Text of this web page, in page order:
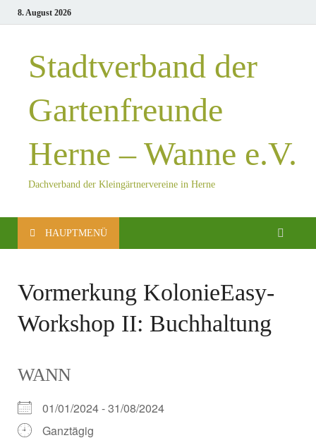
8. August 2026
Stadtverband der
Gartenfreunde
Herne – Wanne e.V.
Dachverband der Kleingärtnervereine in Herne
HAUPTMENÜ
Vormerkung KolonieEasy-
Workshop II: Buchhaltung
WANN
01/01/2024 - 31/08/2024
Ganztägig